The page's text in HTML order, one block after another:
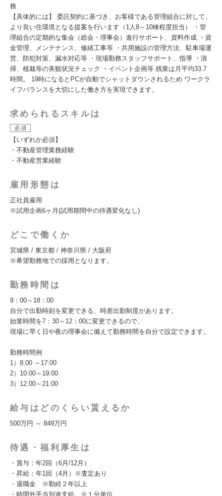
務
【具体的には】 委託契約に基づき、お客様である管理組合に対して、
より良い住環境となる提案を行います（1人8～10棟程度担当） ・管
理組合の定期的な集会（総会・理事会）進行サポート、資料作成 ・資
金管理、メンテナンス、修繕工事等 ・共用施設の管理方法、駐車場運
営、防犯対策、漏水対応等 ・現場勤務スタッフサポート、指導 ・清
掃、植栽等の美観状況チェック ・イベント企画等 残業は月平均33.7
時間。 19時になるとPCが自動でシャットダウンされるため ワークラ
イフバランスを大切にした働き方を実現できます。
求められるスキルは
必須
【いずれか必須】
・不動産管理業務経験
・不動産営業経験
雇用形態は
正社員雇用
※試用企画6ヶ月(試用期間中の待遇変化なし)
どこで働くか
宮城県 / 東京都 / 神奈川県 / 大阪府
※希望勤務地での採用となります。
勤務時間は
9：00～18：00
自分で出勤時刻を変更できる、時差出勤制度があります。
始業時間を7：30～12：00に変更できるので、
現場に早く日や夜の理事会に備えて勤務時間を自分で設定できます。
勤務時間例
1）8:00 ～17:00
2）10:00～19:00
3）12:00～21:00
給与はどのくらい貰えるか
500万円 ～ 849万円
待遇・福利厚生は
・賞与：年2回（6月/12月）
・昇給：年1回（4月）※査定あり
・退職金 ※勤続２年以上
・時間外手当別途支給 ※１分単位